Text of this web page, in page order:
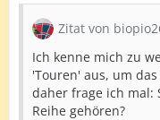
Zitat von
Ich kenne mich zu
'Touren' aus, um
daher frage ich mal:
Reihe gehören?